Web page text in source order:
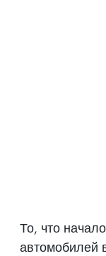
То, что
автомобилей